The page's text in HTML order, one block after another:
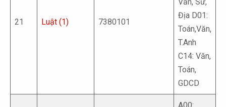
21 Luật (1) 7380101
Địa D01:
Toán,Văn,
T.Anh
C14: Văn,
Toán,
GDCD